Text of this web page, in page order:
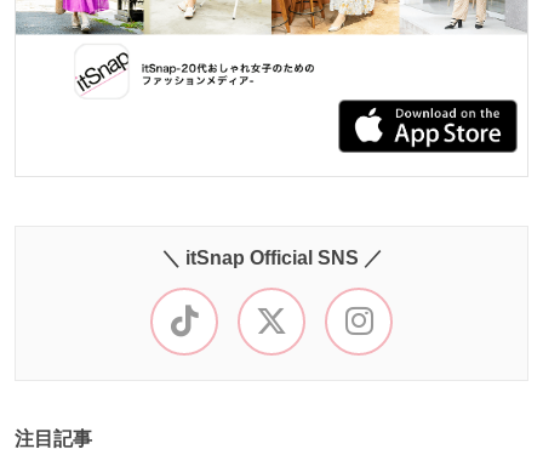
＼ itSnap Official SNS ／
注目記事